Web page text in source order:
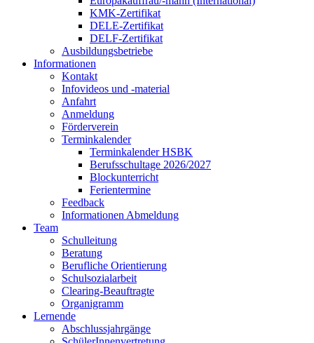
KMK-Zertifikat
DELE-Zertifikat
DELF-Zertifikat
Ausbildungsbetriebe
Informationen
Kontakt
Infovideos und -material
Anfahrt
Anmeldung
Förderverein
Terminkalender
Terminkalender HSBK
Berufsschultage 2026/2027
Blockunterricht
Ferientermine
Feedback
Informationen Abmeldung
Team
Schulleitung
Beratung
Berufliche Orientierung
Schulsozialarbeit
Clearing-Beauftragte
Organigramm
Lernende
Abschlussjahrgänge